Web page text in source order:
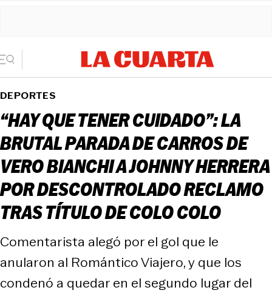
DEPORTES
“HAY QUE TENER CUIDADO”: LA
BRUTAL PARADA DE CARROS DE
VERO BIANCHI A JOHNNY HERRERA
POR DESCONTROLADO RECLAMO
TRAS TÍTULO DE COLO COLO
Comentarista alegó por el gol que le
anularon al Romántico Viajero, y que los
condenó a quedar en el segundo lugar del